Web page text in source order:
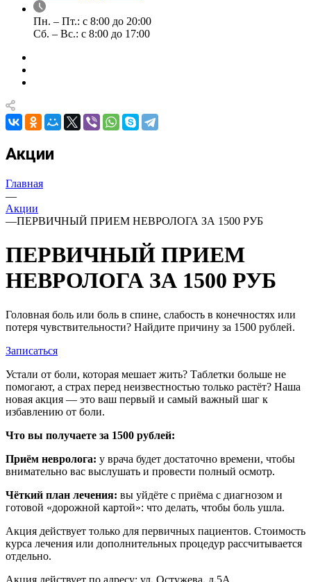
Пн. – Пт.: с 8:00 до 20:00
Сб. – Вс.: с 8:00 до 17:00
Акции
Главная
—
Акции
—ПЕРВИЧНЫЙ ПРИЕМ НЕВРОЛОГА ЗА 1500 РУБ
ПЕРВИЧНЫЙ ПРИЕМ
НЕВРОЛОГА ЗА 1500 РУБ
Головная боль или боль в спине, слабость в конечностях или
потеря чувствительности? Найдите причину за 1500 рублей.
Записаться
Устали от боли, которая мешает жить? Таблетки больше не
помогают, а страх перед неизвестностью только растёт? Наша
новая акция — это ваш первый и самый важный шаг к
избавлению от боли.
Что вы получаете за 1500 рублей:
Приём невролога: у врача будет достаточно времени, чтобы
внимательно вас выслушать и провести полный осмотр.
Чёткий план лечения: вы уйдёте с приёма с диагнозом и
готовой «дорожной картой»: что делать, чтобы боль ушла.
Акция действует только для первичных пациентов. Стоимость
курса лечения или дополнительных процедур рассчитывается
отдельно.
Акция действует по адресу: ул. Остужева, д.5А